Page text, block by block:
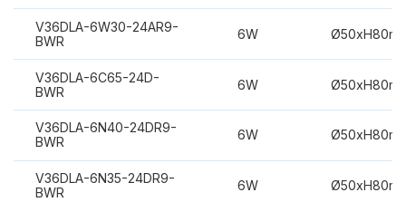
V36DLA-6W30-24AR9-
BWR
6W
V36DLA-6C65-24D-
BWR
6W
V36DLA-6N40-24DR9-
BWR
6W
V36DLA-6N35-24DR9-
BWR
6W